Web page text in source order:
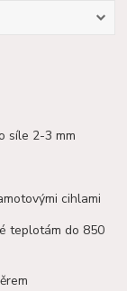
síle 2-3 mm
cihlami
teplotám do 850